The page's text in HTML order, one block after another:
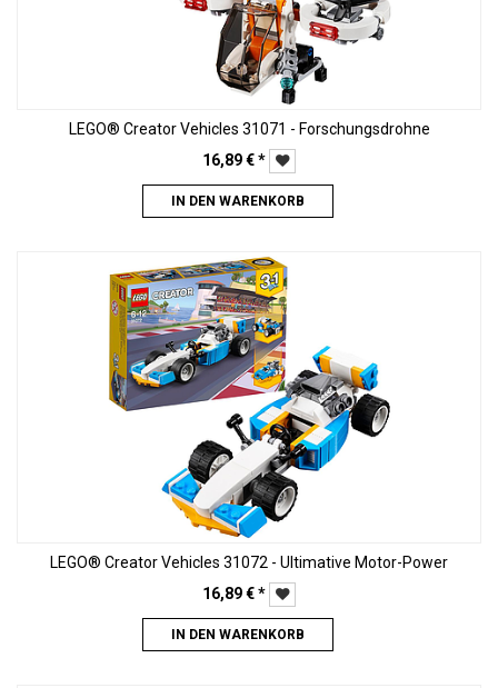
LEGO® Creator Vehicles 31071 - Forschungsdrohne
16,89€*
IN DEN WARENKORB
LEGO® Creator Vehicles 31072 - Ultimative Motor-Power
16,89€*
IN DEN WARENKORB